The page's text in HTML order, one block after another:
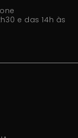
e das 14h às